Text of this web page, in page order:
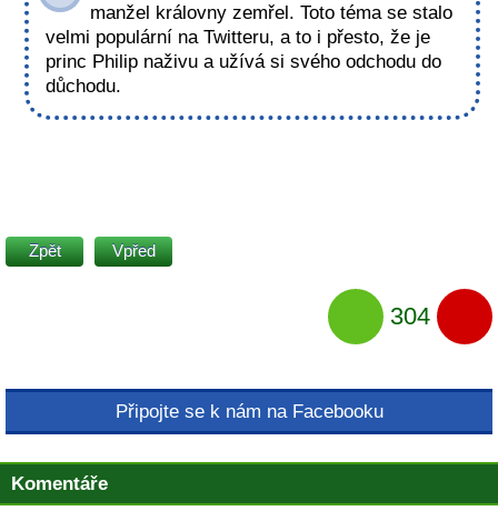
manžel královny zemřel. Toto téma se stalo
velmi populární na Twitteru, a to i přesto, že je
princ Philip naživu a užívá si svého odchodu do
důchodu.
Zpět Vpřed
304
Připojte se k nám na Facebooku
Komentáře